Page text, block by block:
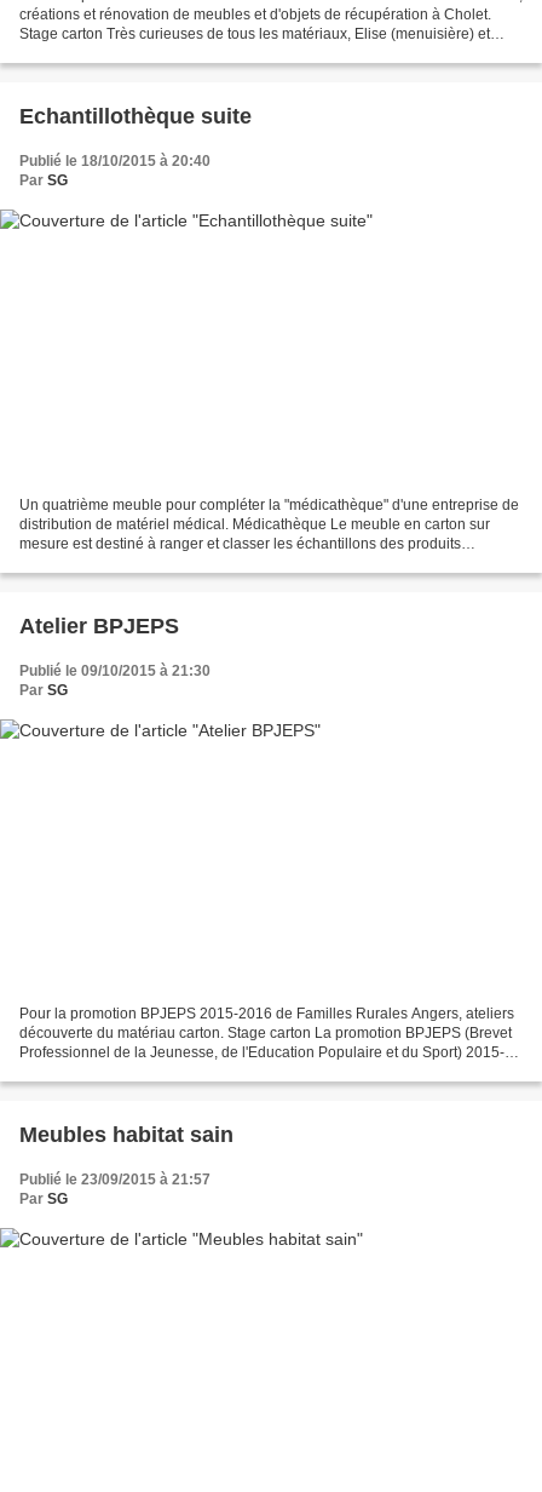
créations et rénovation de meubles et d'objets de récupération à Cholet.
Stage carton Très curieuses de tous les matériaux, Elise (menuisière) et
Echantillothèque suite
Publié le 18/10/2015 à 20:40
Par SG
Un quatrième meuble pour compléter la "médicathèque" d'une entreprise de
distribution de matériel médical. Médicathèque Le meuble en carton sur
mesure est destiné à ranger et classer les échantillons des produits
Atelier BPJEPS
Publié le 09/10/2015 à 21:30
Par SG
Pour la promotion BPJEPS 2015-2016 de Familles Rurales Angers, ateliers
découverte du matériau carton. Stage carton La promotion BPJEPS (Brevet
Professionnel de la Jeunesse, de l'Education Populaire et du Sport) 2015-
Meubles habitat sain
Publié le 23/09/2015 à 21:57
Par SG